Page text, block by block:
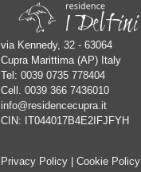
via Kennedy, 32 - 63064
Cupra Marittima (AP) Italy
Tel: 0039 0735 778404
Cell. 0039 366 7436010
info@residencecupra.it
CIN: IT044017B4E2IFJFYH
Privacy Policy
Cookie Policy